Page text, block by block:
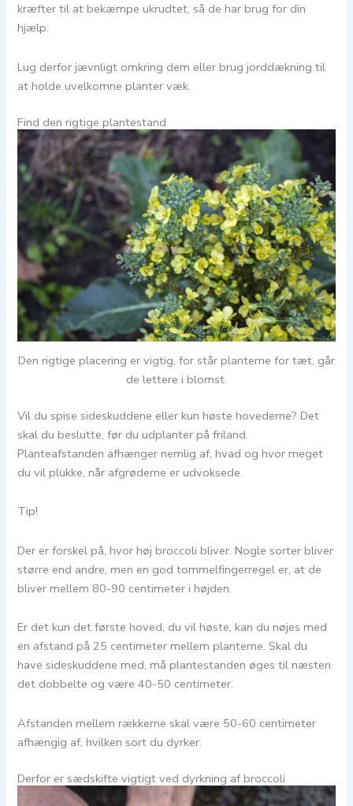
kræfter til at bekæmpe ukrudtet, så de har brug for din
hjælp.
Lug derfor jævnligt omkring dem eller brug jorddækning til
at holde uvelkomne planter væk.
Find den rigtige plantestand
Den rigtige placering er vigtig, for står planterne for tæt, går
de lettere i blomst.
Vil du spise sideskuddene eller kun høste hovederne? Det
skal du beslutte, før du udplanter på friland.
Planteafstanden afhænger nemlig af, hvad og hvor meget
du vil plukke, når afgrøderne er udvoksede.
Tip!
Der er forskel på, hvor høj broccoli bliver. Nogle sorter bliver
større end andre, men en god tommelfingerregel er, at de
bliver mellem 80-90 centimeter i højden.
Er det kun det første hoved, du vil høste, kan du nøjes med
en afstand på 25 centimeter mellem planterne. Skal du
have sideskuddene med, må plantestanden øges til næsten
det dobbelte og være 40-50 centimeter.
Afstanden mellem rækkerne skal være 50-60 centimeter
afhængig af, hvilken sort du dyrker.
Derfor er sædskifte vigtigt ved dyrkning af broccoli